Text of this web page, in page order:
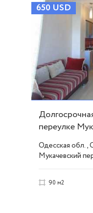
650 USD
переулке
моря ID
Одесская обл.,
Мукачевский
90 м2